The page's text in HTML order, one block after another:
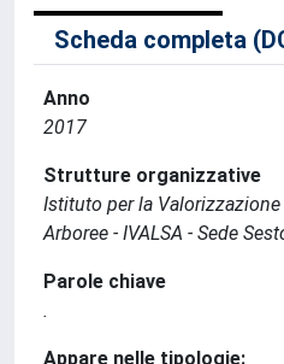
Scheda completa
Anno
2017
Strutture organizzative
Istituto per la
Arboree - IVALSA - Sede
Parole chiave
.
Appare nelle tipologie: